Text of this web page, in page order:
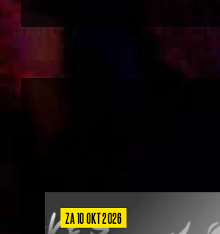
ZA 10 OKT 2026